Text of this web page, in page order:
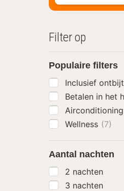
Filter op
Populaire filters
Inclusief ontbijt
Betalen in het
Airconditioning
Wellness (7)
Aantal nachten
2 nachten
3 nachten